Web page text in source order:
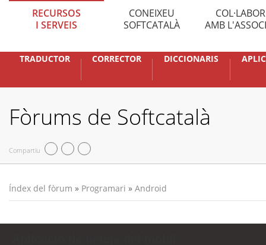
RECURSOS
I SERVEIS
CONEIXEU
SOFTCATALÀ
AMB
TRADUCTOR CORRECTOR DICCIONARIS
Fòrums de Softcatalà
Compartiu
Índex del fòrum » Programari » Android